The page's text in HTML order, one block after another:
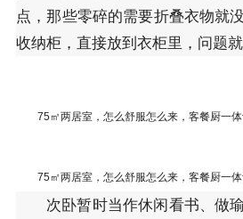
点，那些零碎的需要折叠衣物就
收纳柜，直接放到衣柜里，问题就
75㎡两居室，怎么舒服怎么来，客餐厨一
75㎡两居室，怎么舒服怎么来，客餐厨一
次卧暂时当作休闲看书、做